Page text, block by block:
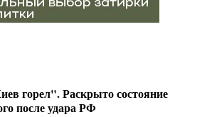
горел". Раскрыто состояние
после удара РФ